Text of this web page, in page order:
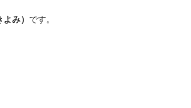
み） です。